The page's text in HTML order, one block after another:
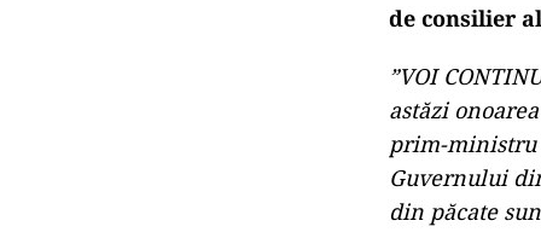
de consilier
”VOI
astăzi
prim-ministru
Guvernului
din păcate